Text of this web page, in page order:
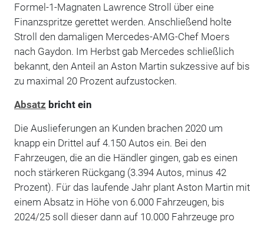
Formel-1-Magnaten Lawrence Stroll über eine
Finanzspritze gerettet werden. Anschließend holte
Stroll den damaligen Mercedes-AMG-Chef Moers
nach Gaydon. Im Herbst gab Mercedes schließlich
bekannt, den Anteil an Aston Martin sukzessive auf bis
zu maximal 20 Prozent aufzustocken.
Absatz bricht ein
Die Auslieferungen an Kunden brachen 2020 um
knapp ein Drittel auf 4.150 Autos ein. Bei den
Fahrzeugen, die an die Händler gingen, gab es einen
noch stärkeren Rückgang (3.394 Autos, minus 42
Prozent). Für das laufende Jahr plant Aston Martin mit
einem Absatz in Höhe von 6.000 Fahrzeugen, bis
2024/25 soll dieser dann auf 10.000 Fahrzeuge pro